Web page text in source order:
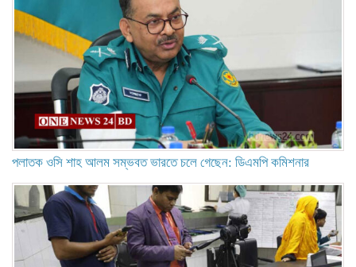
পলাতক ওসি শাহ আলম সম্ভবত ভারতে চলে গেছেন: ডিএমপি কমিশনার